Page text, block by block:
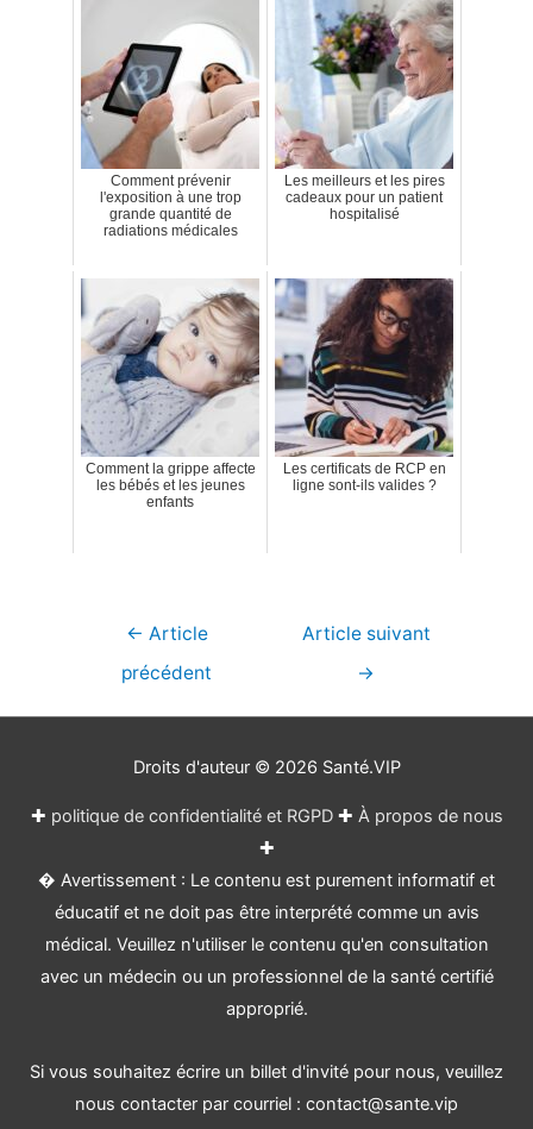
Comment prévenir
l'exposition à une trop
grande quantité de
radiations médicales
Les meilleurs et les pires
cadeaux pour un patient
hospitalisé
Comment la grippe affecte
les bébés et les jeunes
enfants
Les certificats de RCP en
ligne sont-ils valides ?
Navigation
← Article
précédent
Article suivant
→
Droits d'auteur © 2026 Santé.VIP
✚ politique de confidentialité et RGPD✚ À propos de nous
✚
� Avertissement : Le contenu est purement informatif et
éducatif et ne doit pas être interprété comme un avis
médical. Veuillez n'utiliser le contenu qu'en consultation
avec un médecin ou un professionnel de la santé certifié
approprié.
Si vous souhaitez écrire un billet d'invité pour nous, veuillez
nous contacter par courriel : contact@sante.vip